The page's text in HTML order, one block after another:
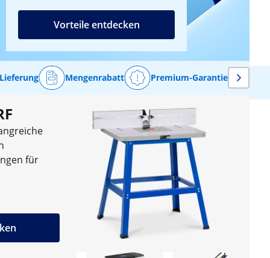
Vorteile entdecken
Mengenrabatt Premium-Garantie
für